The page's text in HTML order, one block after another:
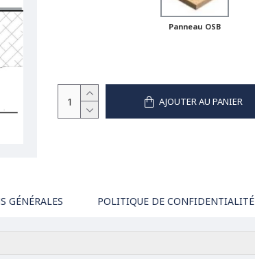
Panneau OSB
AJOUTER AU PANIER
GÉNÉRALES POLITIQUE DE CONFIDENTIALITÉ